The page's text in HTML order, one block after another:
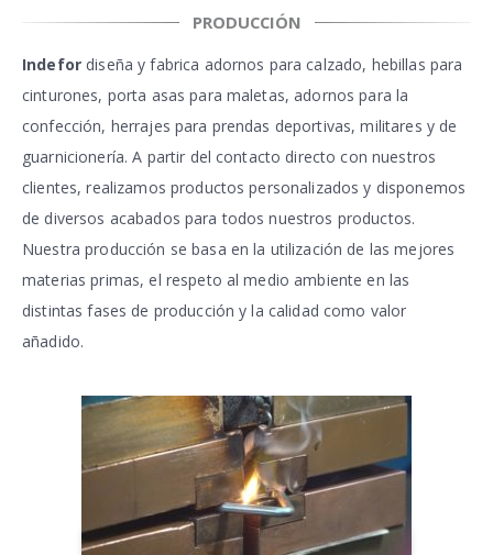
PRODUCCIÓN
Indefordiseña y fabrica adornos para calzado, hebillas para
cinturones, porta asas para maletas, adornos para la
confección, herrajes para prendas deportivas, militares y de
guarnicionería. A partir del contacto directo con nuestros
clientes, realizamos productos personalizados y disponemos
de diversos acabados para todos nuestros productos.
Nuestra producción se basa en la utilización de las mejores
materias primas, el respeto al medio ambiente en las
distintas fases de producción y la calidad como valor
añadido.